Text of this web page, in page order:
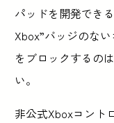
パッドを開発でき
Xbox”バッジのな
をブロックするの
い。
非公式Xboxコント